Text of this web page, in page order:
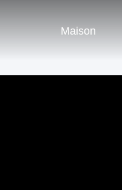
Maison